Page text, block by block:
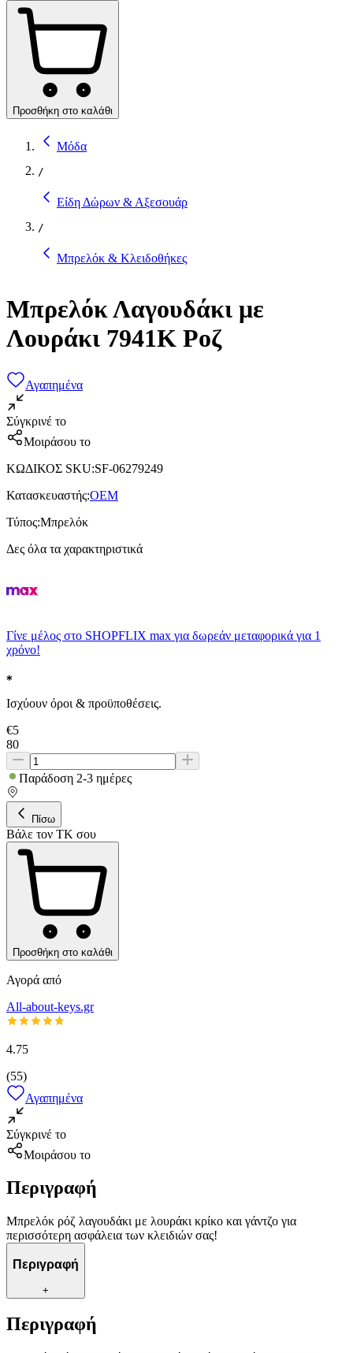
Προσθήκη στο καλάθι
Μόδα
/
Είδη Δώρων & Αξεσουάρ
/
Μπρελόκ & Κλειδοθήκες
Μπρελόκ Λαγουδάκι με
Λουράκι 7941K Ροζ
Αγαπημένα
Σύγκρινέ το
Μοιράσου το
ΚΩΔΙΚΟΣ SKU:SF-06279249
Κατασκευαστής:OEM
Τύπος:Μπρελόκ
Δες όλα τα χαρακτηριστικά
Γίνε μέλος στο SHOPFLIX max για δωρεάν μεταφορικά για 1
χρόνο!
Ισχύουν όροι & προϋποθέσεις.
€5
80
Παράδοση 2-3 ημέρες
Πίσω
Βάλε τον ΤΚ σου
Προσθήκη στο καλάθι
Αγορά από
All-about-keys.gr
4.75
(55)
Αγαπημένα
Σύγκρινέ το
Μοιράσου το
Περιγραφή
Μπρελόκ ρόζ λαγουδάκι με λουράκι κρίκο και γάντζο για
περισσότερη ασφάλεια των κλειδιών σας!
Περιγραφή
+
Περιγραφή